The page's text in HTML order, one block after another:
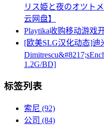
リス姫と夜のオツト
云网盘】
Playtika收购移动游戏
[欧美SLG汉化动态]迪
1.2G/BD]
标签列表
索尼 (92)
公司 (84)